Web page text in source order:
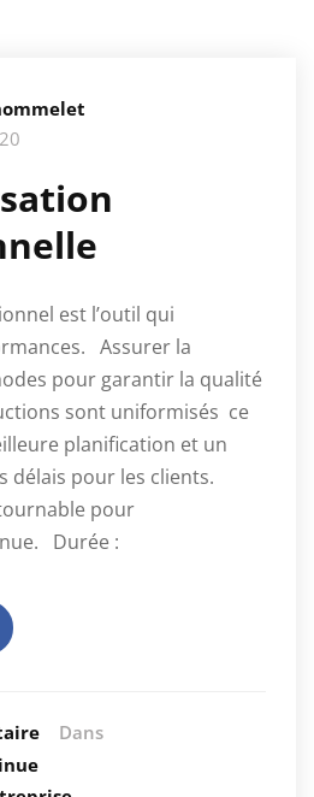
est l’outil qui
Assurer la
pour garantir la qualité
sont uniformisés ce
planification et un
délais pour les clients.
pour
Durée :
Dans